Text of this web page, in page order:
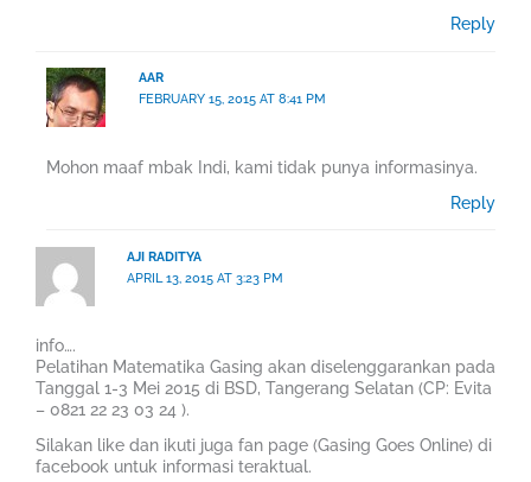
Reply
AAR
FEBRUARY 15, 2015 AT 8:41 PM
Mohon maaf mbak Indi, kami tidak punya informasinya.
Reply
AJI RADITYA
APRIL 13, 2015 AT 3:23 PM
info….
Pelatihan Matematika Gasing akan diselenggarankan pada
Tanggal 1-3 Mei 2015 di BSD, Tangerang Selatan (CP: Evita
– 0821 22 23 03 24 ).
Silakan like dan ikuti juga fan page (Gasing Goes Online) di
facebook untuk informasi teraktual.